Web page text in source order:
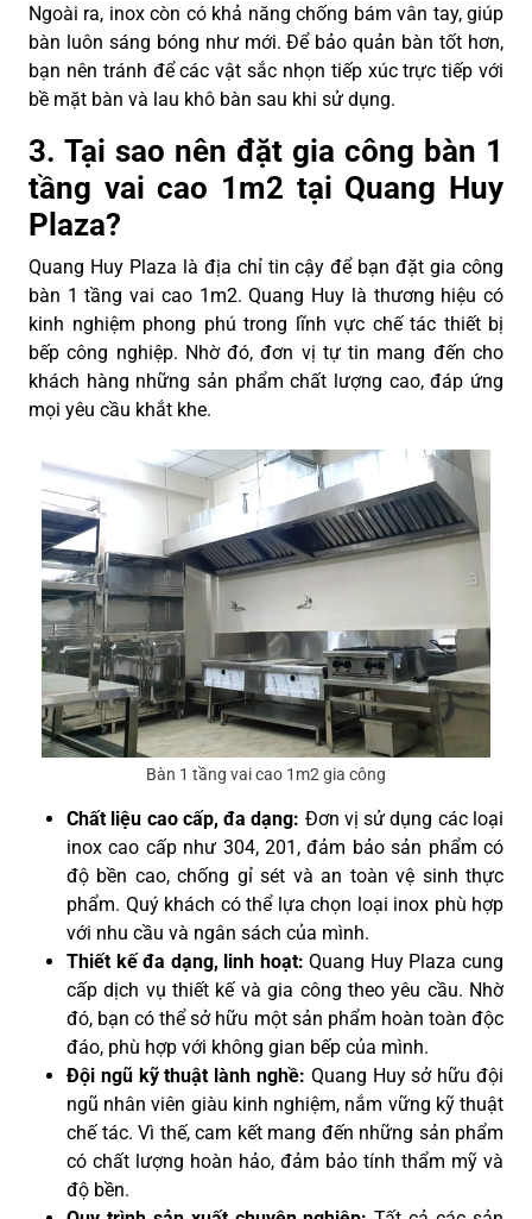
Ngoài ra, inox còn có khả năng chống bám vân tay, giúp
bàn luôn sáng bóng như mới. Để bảo quản bàn tốt hơn,
bạn nên tránh để các vật sắc nhọn tiếp xúc trực tiếp với
bề mặt bàn và lau khô bàn sau khi sử dụng.
3. Tại sao nên đặt gia công bàn 1
tầng vai cao 1m2 tại Quang Huy
Plaza?
Quang Huy Plaza là địa chỉ tin cậy để bạn đặt gia công
bàn 1 tầng vai cao 1m2. Quang Huy là thương hiệu có
kinh nghiệm phong phú trong lĩnh vực chế tác thiết bị
bếp công nghiệp. Nhờ đó, đơn vị tự tin mang đến cho
khách hàng những sản phẩm chất lượng cao, đáp ứng
mọi yêu cầu khắt khe.
Bàn 1 tầng vai cao 1m2 gia công
Chất liệu cao cấp, đa dạng: Đơn vị sử dụng các loại
inox cao cấp như 304, 201, đảm bảo sản phẩm có
độ bền cao, chống gỉ sét và an toàn vệ sinh thực
phẩm. Quý khách có thể lựa chọn loại inox phù hợp
với nhu cầu và ngân sách của mình.
Thiết kế đa dạng, linh hoạt: Quang Huy Plaza cung
cấp dịch vụ thiết kế và gia công theo yêu cầu. Nhờ
đó, bạn có thể sở hữu một sản phẩm hoàn toàn độc
đáo, phù hợp với không gian bếp của mình.
Đội ngũ kỹ thuật lành nghề: Quang Huy sở hữu đội
ngũ nhân viên giàu kinh nghiệm, nắm vững kỹ thuật
chế tác. Vì thế, cam kết mang đến những sản phẩm
có chất lượng hoàn hảo, đảm bảo tính thẩm mỹ và
độ bền.